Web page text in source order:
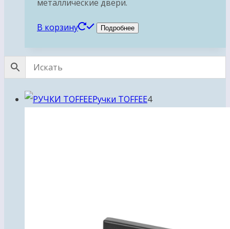
металлические двери.
В корзину Подробнее
Ручки TOFFEE44